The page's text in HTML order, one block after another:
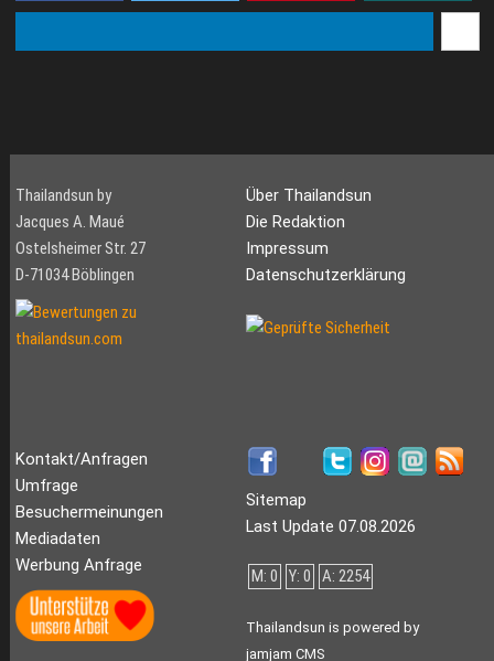
Thailandsun by
Jacques A. Maué
Ostelsheimer Str. 27
D-71034 Böblingen
Über Thailandsun
Die Redaktion
Impressum
Datenschutzerklärung
Kontakt/Anfragen
Umfrage
Besuchermeinungen
Mediadaten
Werbung Anfrage
Sitemap
Last Update 07.08.2026
M: 0 Y: 0 A: 2254
Thailandsun is powered by
jamjam CMS